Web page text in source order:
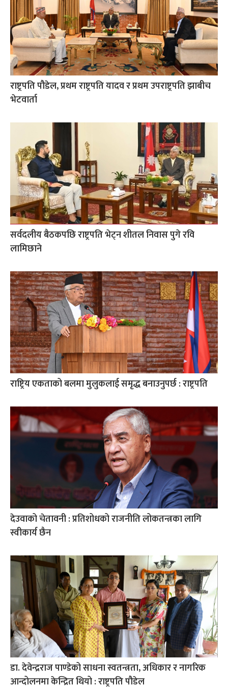
राष्ट्रपति पौडेल, प्रथम राष्ट्रपति यादव र प्रथम उपराष्ट्रपति झाबीच
भेटवार्ता
सर्वदलीय बैठकपछि राष्ट्रपति भेट्न शीतल निवास पुगे रवि
लामिछाने
राष्ट्रिय एकताको बलमा मुलुकलाई समृद्ध बनाउनुपर्छ : राष्ट्रपति
देउवाको चेतावनी : प्रतिशोधको राजनीति लोकतन्त्रका लागि
स्वीकार्य छैन
डा. देवेन्द्रराज पाण्डेको साधना स्वतन्त्रता, अधिकार र नागरिक
आन्दोलनमा केन्द्रित थियो : राष्ट्रपति पौडेल